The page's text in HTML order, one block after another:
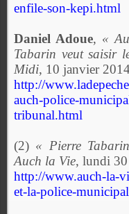
enfile-son-kepi.html
Daniel Adoue, «
Tabarin veut saisir
Midi, 10 janvier
http://
auch-police-
tribunal.html
(2) « Pierre
Auch la Vie, lundi 30
http://www.auch-la-
et-la-police-